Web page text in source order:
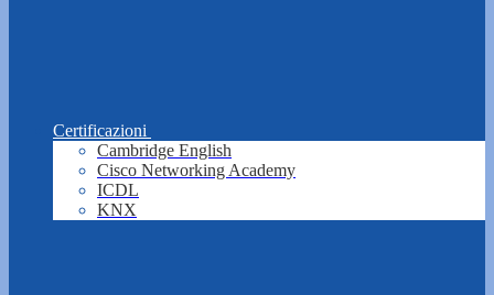
Certificazioni
Cambridge English
Cisco Networking Academy
ICDL
KNX